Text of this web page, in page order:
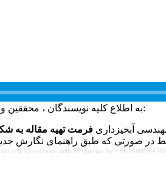
به اطلاع کلیه نویسندگان ، محققین و داوران محترم می رساند:
آبخیزداری فرمت تهیه مقاله به
in 0.13 seconds with 26 queries by YEKTAWEB 4766